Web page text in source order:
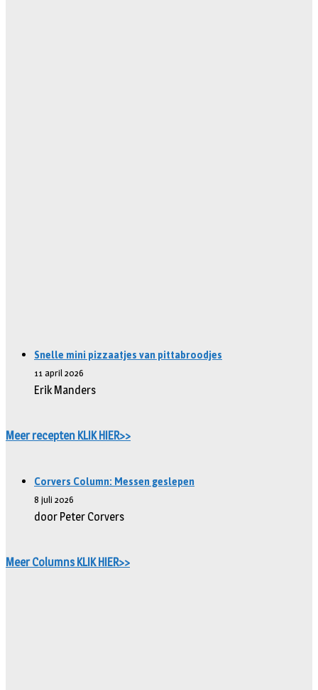
Snelle mini pizzaatjes van pittabroodjes
11 april 2026
Erik Manders
Meer recepten KLIK HIER>>
Corvers Column: Messen geslepen
8 juli 2026
door Peter Corvers
Meer Columns KLIK HIER>>